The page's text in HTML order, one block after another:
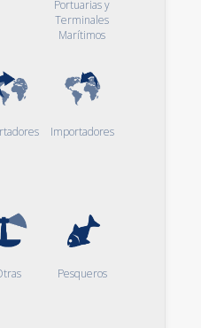
Portuarias y
Terminales
Marítimos
Importadores
Pesqueros